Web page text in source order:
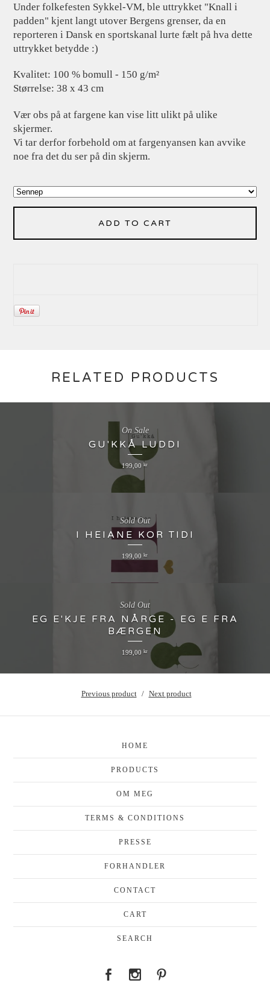
Under folkefesten Sykkel-VM, ble uttrykket "Knall i
padden" kjent langt utover Bergens grenser, da en
reporteren i Dansk en sportskanal lurte fælt på hva dette
uttrykket betydde :)
Kvalitet: 100 % bomull - 150 g/m²
Størrelse: 38 x 43 cm
Vær obs på at fargene kan vise litt ulikt på ulike
skjermer.
Vi tar derfor forbehold om at fargenyansen kan avvike
noe fra det du ser på din skjerm.
ADD TO CART
RELATED PRODUCTS
GU'KKÅ LUDDI
199,00 kr
On Sale
I HEIANE KOR TIDI
199,00 kr
Sold Out
EG E'KJE FRA NÅRGE - EG E FRA
BÆRGEN
199,00 kr
Sold Out
Previous product Next product
HOME
PRODUCTS
OM MEG
TERMS & CONDITIONS
PRESSE
FORHANDLER
CONTACT
CART
SEARCH